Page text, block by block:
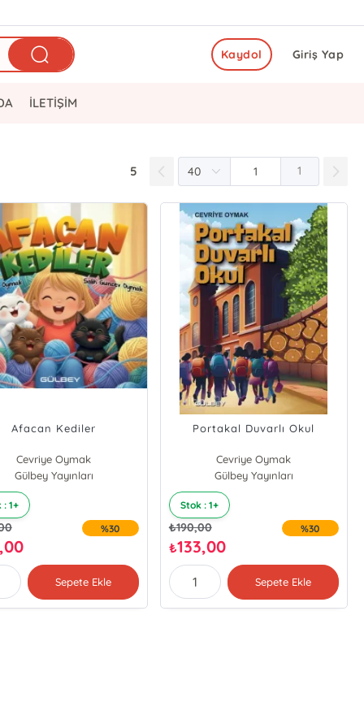
Giriş Yap
Kaydol
İLETİŞİM
5 1
Afacan Kediler
Cevriye Oymak
Salih Güncev Oymak
Gülbey Yayınları
: 1+
%30
Sepete Ekle
Portakal Duvarlı Okul
Cevriye Oymak
Gülbey Yayınları
Stok : 1+
₺190,00
₺133,00
%30
Sepete Ekle